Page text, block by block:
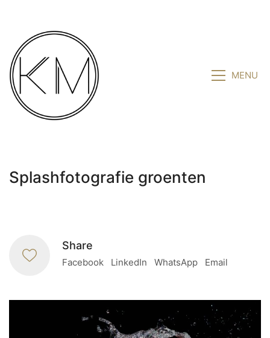
MENU
Splashfotografie groenten
Share
Facebook LinkedIn WhatsApp Email